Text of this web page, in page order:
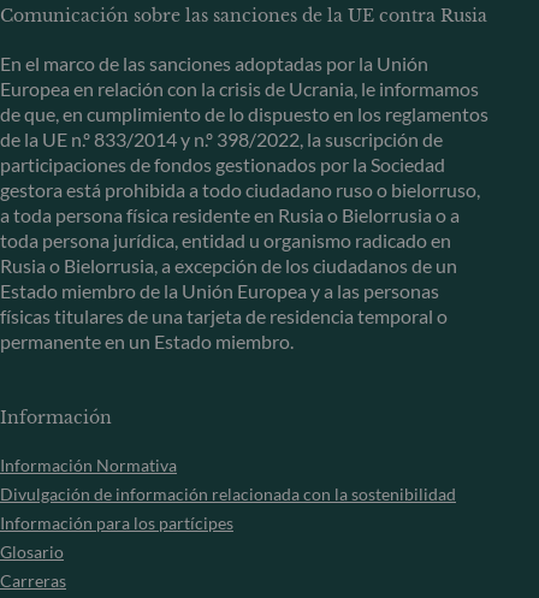
Comunicación sobre las sanciones de la UE contra Rusia
En el marco de las sanciones adoptadas por la Unión
Europea en relación con la crisis de Ucrania, le informamos
de que, en cumplimiento de lo dispuesto en los reglamentos
de la UE n.º 833/2014 y n.º 398/2022, la suscripción de
participaciones de fondos gestionados por la Sociedad
gestora está prohibida a todo ciudadano ruso o bielorruso,
a toda persona física residente en Rusia o Bielorrusia o a
toda persona jurídica, entidad u organismo radicado en
Rusia o Bielorrusia, a excepción de los ciudadanos de un
Estado miembro de la Unión Europea y a las personas
físicas titulares de una tarjeta de residencia temporal o
permanente en un Estado miembro.
Información
Información Normativa
Divulgación de información relacionada con la sostenibilidad
Información para los partícipes
Glosario
Carreras